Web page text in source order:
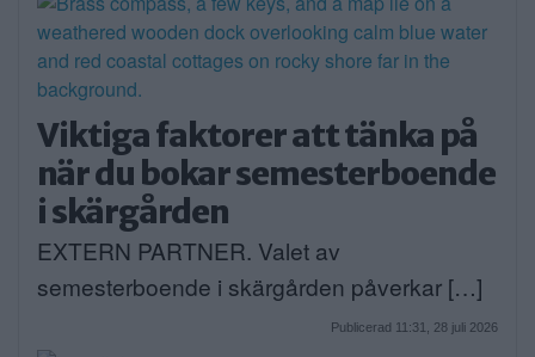
Viktiga faktorer att tänka på
när du bokar semesterboende
i skärgården
EXTERN PARTNER. Valet av
semesterboende i skärgården påverkar […]
Publicerad 11:31, 28 juli 2026